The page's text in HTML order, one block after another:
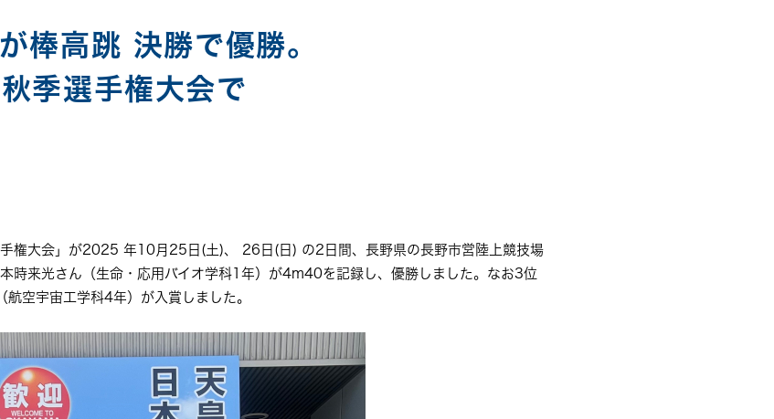
棒高跳 決勝で優勝。
季選手権大会で
手権大会」が2025 年10月25日(土)、 26日(日) の2日間、長野県の長野市営陸上競技場
時来光さん（生命・応用バイオ学科1年）が4m40を記録し、優勝しました。なお3位
空宇宙工学科4年）が入賞しました。